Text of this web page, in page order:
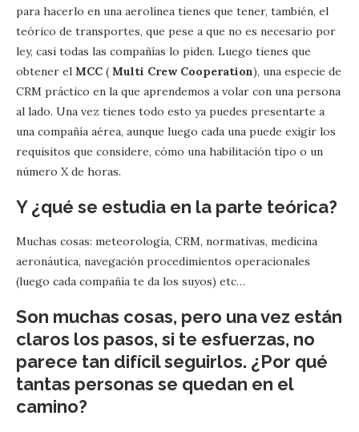
para hacerlo en una aerolínea tienes que tener, también, el
teórico de transportes, que pese a que no es necesario por
ley, casi todas las compañías lo piden. Luego tienes que
obtener el MCC ( Multi Crew Cooperation), una especie de
CRM práctico en la que aprendemos a volar con una persona
al lado. Una vez tienes todo esto ya puedes presentarte a
una compañía aérea, aunque luego cada una puede exigir los
requisitos que considere, cómo una habilitación tipo o un
número X de horas.
Y ¿qué se estudia en la parte teórica?
Muchas cosas: meteorología, CRM, normativas, medicina
aeronáutica, navegación procedimientos operacionales
(luego cada compañía te da los suyos) etc…
Son muchas cosas, pero una vez están
claros los pasos, si te esfuerzas, no
parece tan difícil seguirlos. ¿Por qué
tantas personas se quedan en el
camino?